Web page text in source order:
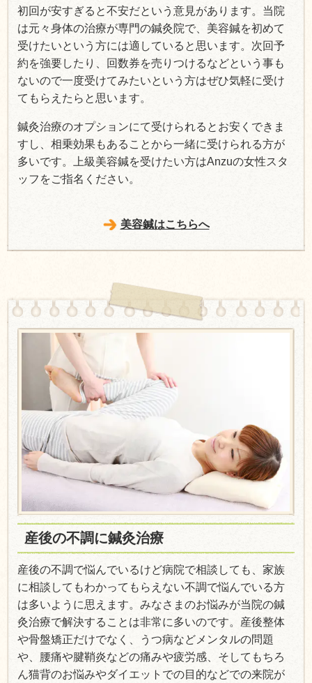
初回が安すぎると不安だという意見があります。当院
は元々身体の治療が専門の鍼灸院で、美容鍼を初めて
受けたいという方には適していると思います。次回予
約を強要したり、回数券を売りつけるなどという事も
ないので一度受けてみたいという方はぜひ気軽に受け
てもらえたらと思います。
鍼灸治療のオプションにて受けられるとお安くできま
すし、相乗効果もあることから一緒に受けられる方が
多いです。上級美容鍼を受けたい方はAnzuの女性スタ
ッフをご指名ください。
美容鍼はこちらへ
産後の不調に鍼灸治療
産後の不調で悩んでいるけど病院で相談しても、家族
に相談してもわかってもらえない不調で悩んでいる方
は多いように思えます。みなさまのお悩みが当院の鍼
灸治療で解決することは非常に多いのです。産後整体
や骨盤矯正だけでなく、うつ病などメンタルの問題
や、腰痛や腱鞘炎などの痛みや疲労感、そしてもちろ
ん猫背のお悩みやダイエットでの目的などでの来院が